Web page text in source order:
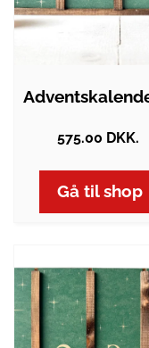
575.00 DKK.
Gå til shop